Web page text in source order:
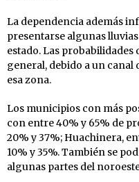
La dependencia además
presentarse algunas
estado. Las probabilidades
general, debido a un canal
esa zona.
Los municipios con más
con entre 40% y 65% de
20% y 37%; Huachinera,
10% y 35%. También se
algunas partes del